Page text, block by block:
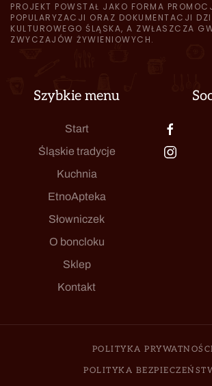
PROJEKT POWSTAŁ JAKO FORMA
POPULARYZACJI ORAZ DOKUMENTACJI
KULTUROWEGO ŚLĄSKA, A ZWŁASZCZA
ZWYCZAJÓW ŻYWIENIOWYCH.
Szybkie menu
Start
Śląskie tradycje
Kuchnia
EtnoApteka
Słowniczek
O boncloku
Sklep
Kontakt
POLITYKA
POLITYKA